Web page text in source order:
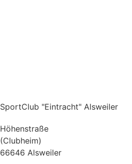
SportClub "Eintracht" Alsweiler
Höhenstraße
(Clubheim)
66646 Alsweiler